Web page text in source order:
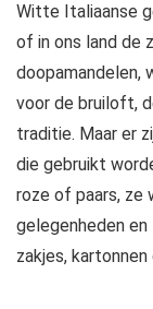
Witte Italiaanse
of in ons land de
doopamandelen,
voor de bruiloft,
traditie. Maar er
die gebruikt
roze of paars, ze
gelegenheden
zakjes,